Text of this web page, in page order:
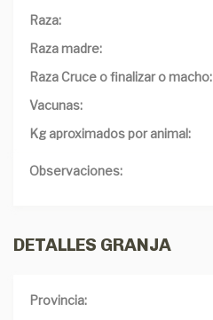
Raza:
Raza madre:
Raza Cruce o finalizar o macho:
Vacunas:
Kg aproximados por animal:
Observaciones:
DETALLES GRANJA
Provincia: